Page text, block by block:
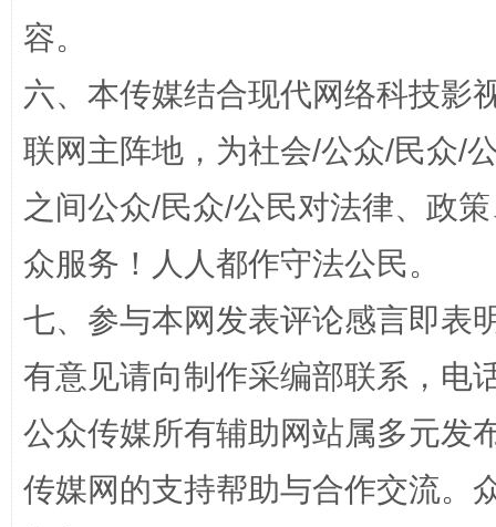
招工难、用工荒背后
网上购药对药下症？
容。
六、本传媒结合现代网络科技影
联网主阵地，为社会/公众/民众/
之间公众/民众/公民对法律、政
众服务！人人都作守法公民。
七、参与本网发表评论感言即表
有意见请向制作采编部联系，电
公众传媒所有辅助网站属多元发
传媒网的支持帮助与合作交流。